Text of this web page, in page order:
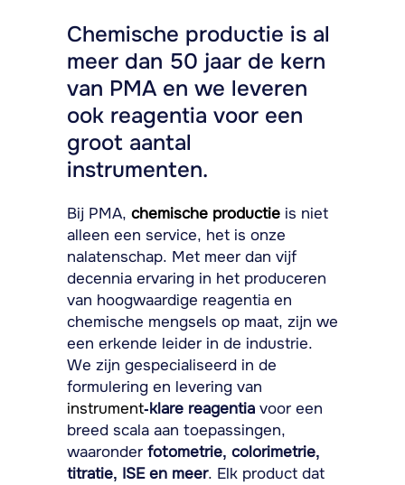
Chemische productie is al
meer dan 50 jaar de kern
van PMA en we leveren
ook reagentia voor een
groot aantal
instrumenten.
Bij PMA, chemische productie is niet
alleen een service, het is onze
nalatenschap. Met meer dan vijf
decennia ervaring in het produceren
van hoogwaardige reagentia en
chemische mengsels op maat, zijn we
een erkende leider in de industrie.
We zijn gespecialiseerd in de
formulering en levering van
instrument-klare reagentia voor een
breed scala aan toepassingen,
waaronder fotometrie, colorimetrie,
titratie, ISE en meer. Elk product dat